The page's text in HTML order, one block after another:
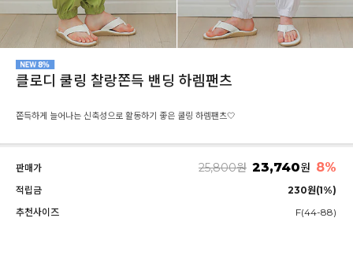
클로디 쿨링 찰랑쫀득 밴딩 하렘팬츠
쫀득하게 늘어나는 신축성으로 활동하기 좋은 쿨링 하렘팬츠🤍
판매가 25,800원 23,740원 8%
적립금
230원(1%)
추천사이즈
F(44-88)